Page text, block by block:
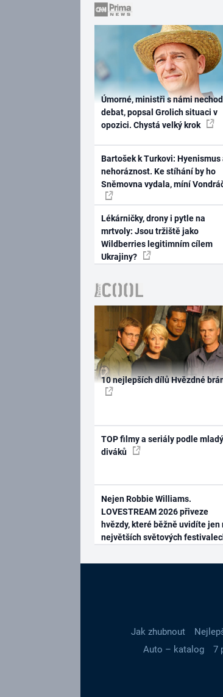
Úmorné, ministři s námi
debat, popsal Grolich situaci v
opozici. Chystá velký krok
Bartošek k Turkovi: Hyenismus
nehoráznost. Ke stíhání by ho
Sněmovna vydala, míní
Lékárničky, drony i pytle na
mrtvoly: Jsou tržiště jako
Wildberries legitimním cílem
Ukrajiny?
10 nejlepších dílů Hvězdné
TOP filmy a seriály podle
diváků
Nejen Robbie Williams.
LOVESTREAM 2026 přiveze
hvězdy, které běžně uvidíte jen
největších světových
Jak zhubnout
Auto – katalog
7